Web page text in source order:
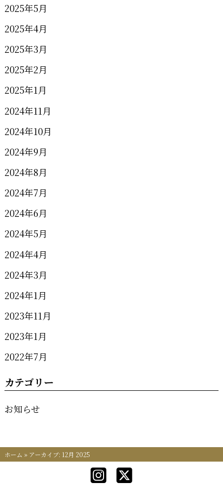
2025年5月
2025年4月
2025年3月
2025年2月
2025年1月
2024年11月
2024年10月
2024年9月
2024年8月
2024年7月
2024年6月
2024年5月
2024年4月
2024年3月
2024年1月
2023年11月
2023年1月
2022年7月
カテゴリー
お知らせ
ホーム » アーカイブ: 12月 2025